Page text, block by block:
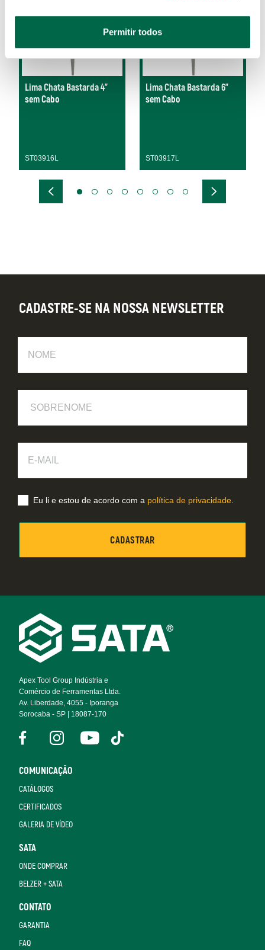
Permitir todos
Lima Chata Bastarda 4"
sem Cabo
ST03916L
Lima Chata Bastarda 6"
sem Cabo
ST03917L
Footer
Navigation
Apex Tool Group Indústria e
Comércio de Ferramentas Ltda.
Av. Liberdade, 4055 - Iporanga
Sorocaba - SP | 18087-170
COMUNICAÇÃO
CATÁLOGOS
CERTIFICADOS
GALERIA DE VÍDEO
SATA
ONDE COMPRAR
BELZER + SATA
CONTATO
GARANTIA
FAQ
CADASTRE-SE NA NOSSA NEWSLETTER
Mail
Eu li e estou de acordo com a política de privacidade